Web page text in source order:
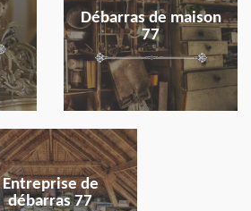
Débarras de maison
77
Entreprise de
débarras 77
en savoir plus